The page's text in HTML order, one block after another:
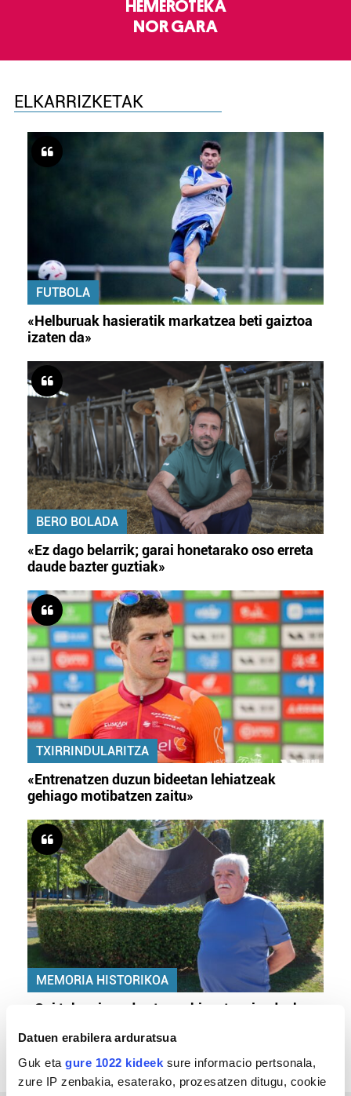
Datuen erabilera arduratsua
Guk eta gure 1022 kideek sure informacio pertsonala,
zure IP zenbakia, esaterako, prozesatzen ditugu, cookie
HEMEROTEKA
NOR GARA
ELKARRIZKETAK
FUTBOLA
«Helburuak hasieratik markatzea beti gaiztoa
izaten da»
BERO BOLADA
«Ez dago belarrik; garai honetarako oso erreta
daude bazter guztiak»
TXIRRINDULARITZA
«Entrenatzen duzun bideetan lehiatzeak
gehiago motibatzen zaitu»
MEMORIA HISTORIKOA
«Gai tabua izan da etxe gehienetan, jendeak